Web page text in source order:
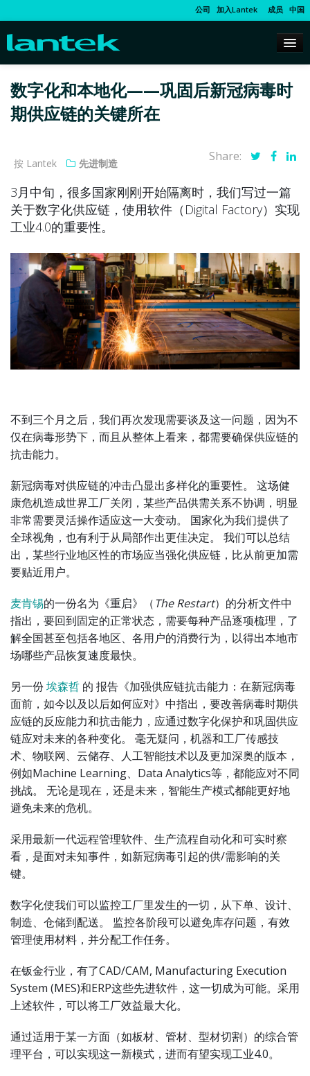
公司 加入Lantek 成员 中国
数字化和本地化——巩固后新冠病毒时
期供应链的关键所在
按 Lantek 先进制造 Share:
3月中旬，很多国家刚刚开始隔离时，我们写过一篇
关于数字化供应链，使用软件（Digital Factory）实现
工业4.0的重要性。
不到三个月之后，我们再次发现需要谈及这一问题，因为不
仅在病毒形势下，而且从整体上看来，都需要确保供应链的
抗击能力。
新冠病毒对供应链的冲击凸显出多样化的重要性。 这场健
康危机造成世界工厂关闭，某些产品供需关系不协调，明显
非常需要灵活操作适应这一大变动。 国家化为我们提供了
全球视角，也有利于从局部作出更佳决定。 我们可以总结
出，某些行业地区性的市场应当强化供应链，比从前更加需
要贴近用户。
麦肯锡的一份名为《重启》（The Restart）的分析文件中
指出，要回到固定的正常状态，需要每种产品逐项梳理，了
解全国甚至包括各地区、各用户的消费行为，以得出本地市
场哪些产品恢复速度最快。
另一份埃森哲 的 报告《加强供应链抗击能力：在新冠病毒
面前，如今以及以后如何应对》中指出，要改善病毒时期供
应链的反应能力和抗击能力，应通过数字化保护和巩固供应
链应对未来的各种变化。 毫无疑问，机器和工厂传感技
术、物联网、云储存、人工智能技术以及更加深奥的版本，
例如Machine Learning、Data Analytics等，都能应对不同
挑战。 无论是现在，还是未来，智能生产模式都能更好地
避免未来的危机。
采用最新一代远程管理软件、生产流程自动化和可实时察
看，是面对未知事件，如新冠病毒引起的供/需影响的关
键。
数字化使我们可以监控工厂里发生的一切，从下单、设计、
制造、仓储到配送。 监控各阶段可以避免库存问题，有效
管理使用材料，并分配工作任务。
在钣金行业，有了CAD/CAM, Manufacturing Execution
System (MES)和ERP这些先进软件，这一切成为可能。采用
上述软件，可以将工厂效益最大化。
通过适用于某一方面（如板材、管材、型材切割）的综合管
理平台，可以实现这一新模式，进而有望实现工业4.0。